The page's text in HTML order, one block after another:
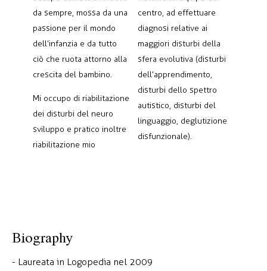
da sempre, mossa da una
passione per il mondo
dell’infanzia e da tutto
ciò che ruota attorno alla
crescita del bambino.
Mi occupo di riabilitazione
dei disturbi del neuro
sviluppo e pratico inoltre
riabilitazione mio
centro, ad effettuare
diagnosi relative ai
maggiori disturbi della
sfera evolutiva (disturbi
dell’apprendimento,
disturbi dello spettro
autistico, disturbi del
linguaggio, deglutizione
disfunzionale).
Biography
- Laureata in Logopedia nel 2009